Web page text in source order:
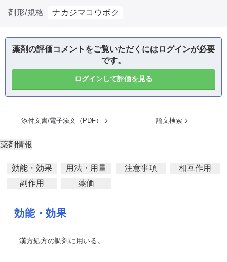
剤形/規格
ナカジマコウボク
薬剤の評価コメントをご覧いただくにはログインが必要
です。
ログインして評価を見る
添付文書/電子添文（PDF） 論文検索
薬剤情報
効能・効果 用法・用量 注意事項
相互作用
副作用
薬価
効能・効果
漢方処方の調剤に用いる。